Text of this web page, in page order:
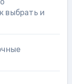
выбрать и